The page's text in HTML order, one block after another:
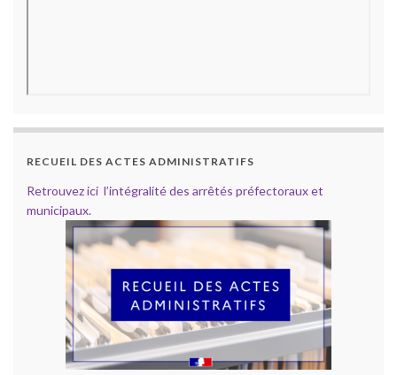
RECUEIL DES ACTES ADMINISTRATIFS
Retrouvez ici l’intégralité des arrêtés préfectoraux et
municipaux.